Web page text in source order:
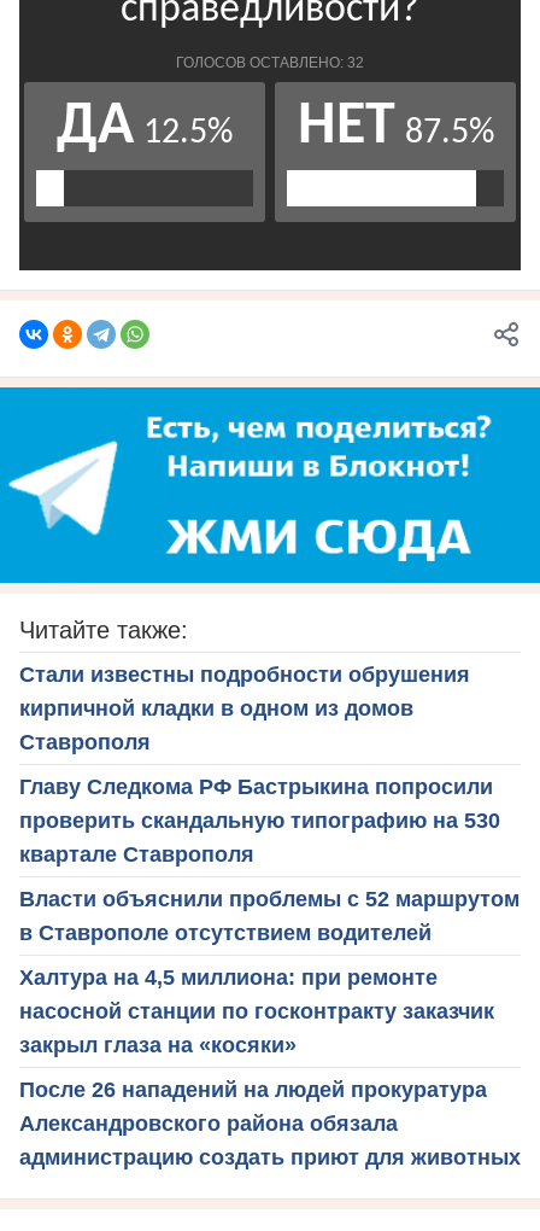
Читайте также:
Стали известны подробности обрушения
кирпичной кладки в одном из домов
Ставрополя
Главу Следкома РФ Бастрыкина попросили
проверить скандальную типографию на 530
квартале Ставрополя
Власти объяснили проблемы с 52 маршрутом
в Ставрополе отсутствием водителей
Халтура на 4,5 миллиона: при ремонте
насосной станции по госконтракту заказчик
закрыл глаза на «косяки»
После 26 нападений на людей прокуратура
Александровского района обязала
администрацию создать приют для животных